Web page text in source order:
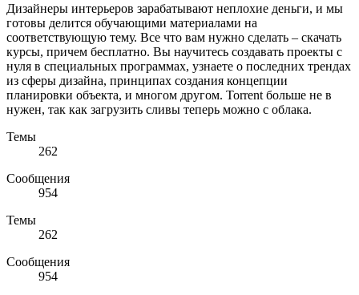
Дизайнеры интерьеров зарабатывают неплохие деньги, и мы
готовы делится обучающими материалами на
соответствующую тему. Все что вам нужно сделать – скачать
курсы, причем бесплатно. Вы научитесь создавать проекты с
нуля в специальных программах, узнаете о последних трендах
из сферы дизайна, принципах создания концепции
планировки объекта, и многом другом. Torrent больше не в
нужен, так как загрузить сливы теперь можно с облака.
Темы
262
Сообщения
954
Темы
262
Сообщения
954